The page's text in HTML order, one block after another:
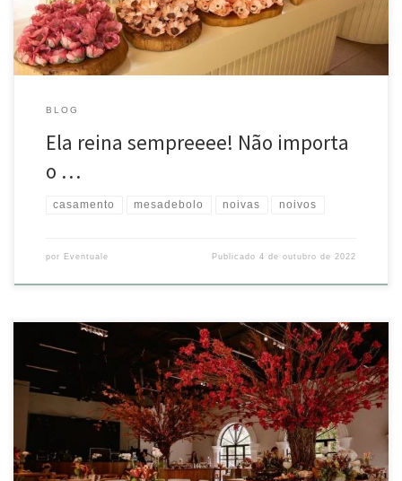
BLOG
Ela reina sempreeee! Não importa
o …
casamento mesadebolo noivas noivos
por Eventuale Publicado4 de outubro de 2022
Cris, tenho que colocar cadeiras para todos os convidados? Essa é a
pergunta que mais recebo no dia a dia! E a resposta é não!
Você
precisa ter acomodação para todos que estarão na festa! Aí entram
lounges, bistrôs, família… Tudo isso conta como assento! E seu
evento fica […]